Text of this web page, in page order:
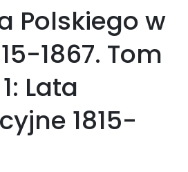
Polskiego w
1867. Tom
Lata
1815-